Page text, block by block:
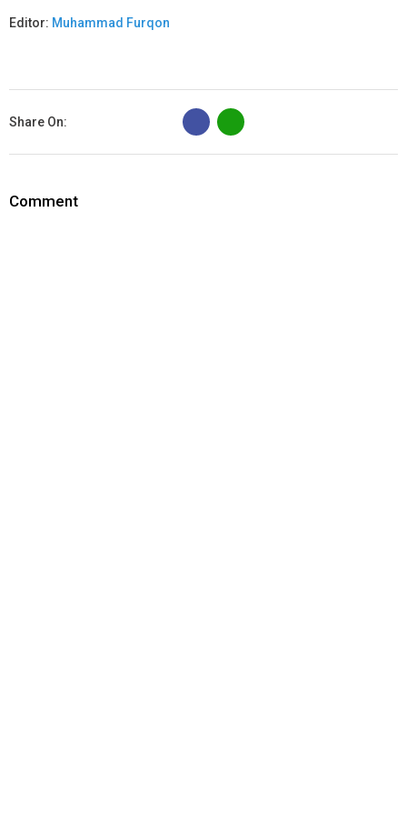
Editor: Muhammad Furqon
Share On:
B
Comment